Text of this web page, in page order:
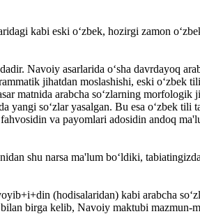
kabi eski o‘zbek, hozirgi zamon
Navoiy asarlarida o‘sha davr­dayoq
jihatdan moslashishi, eski o‘zbek
matnida arabcha so‘zlarning morfologik
yangi so‘zlar yasalgan. Bu esa o‘zbek tili
va payomlari adosidin andoq
shu narsa ma'lum bo‘ldiki,
(hodisalaridan) kabi arabcha
birga kelib, Navoiy maktubi mazmun-